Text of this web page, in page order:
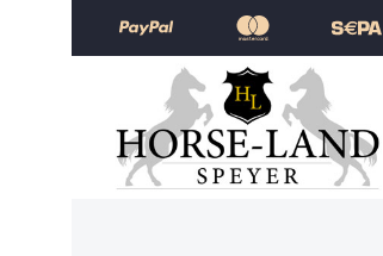
Zum Hauptinhalt springen
Zur Hauptnavigation springen